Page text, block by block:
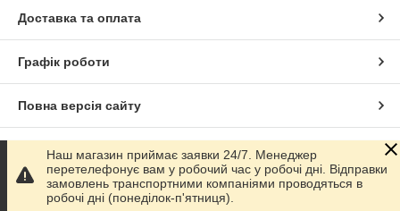
Доставка та оплата
Графік роботи
Повна версія сайту
Сайт створено на маркетплейсі Prom.ua
Політика конфіденційності
Наш магазин приймає заявки 24/7. Менеджер
перетелефонує вам у робочий час у робочі дні. Відправки
замовлень транспортними компаніями проводяться в
робочі дні (понеділок-п'ятниця).